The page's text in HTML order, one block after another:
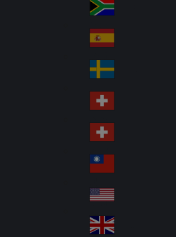
va
kia
So
uth
Af
ric
a
Sp
ain
Sw
ed
en
Sw
itz
erl
an
d
Sw
itz
erl
an
d
wa
n
A